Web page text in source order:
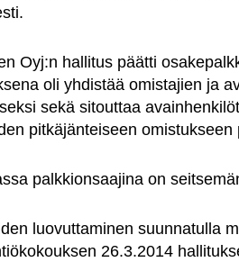
Oyj:n hallitus päätti
oli yhdistää omistajien ja
sekä sitouttaa
pitkäjänteiseen
palkkionsaajina on
luovuttaminen suunnatulla
26.3.2014